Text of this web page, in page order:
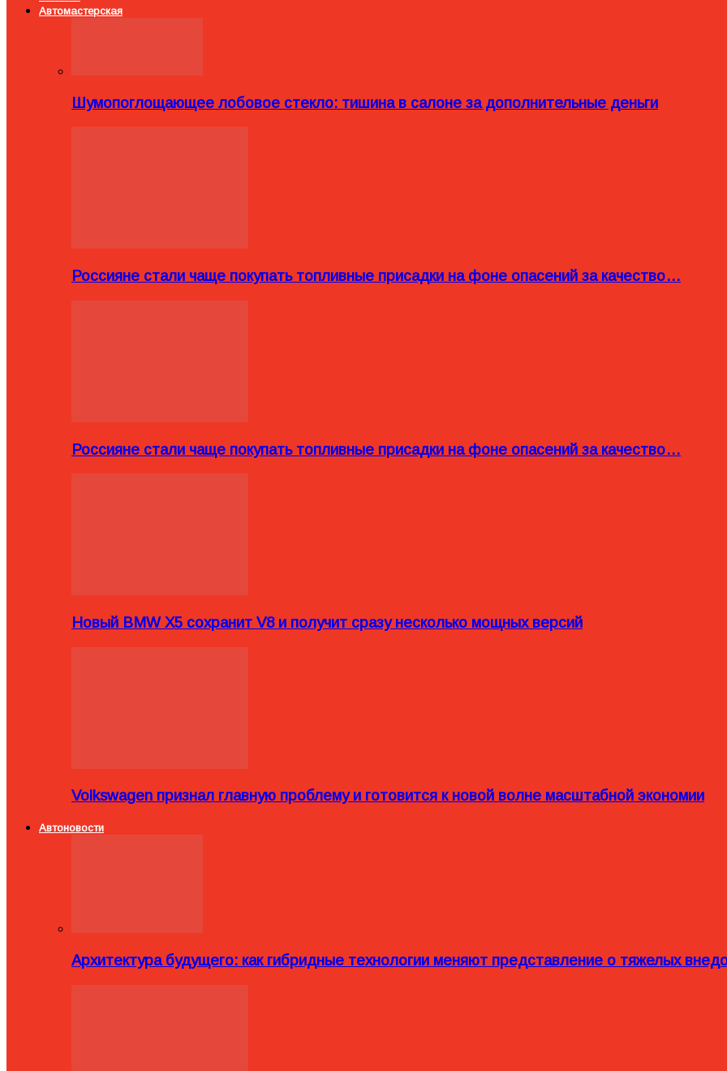
Автомастерская
Шумопоглощающее лобовое стекло: тишина в салоне за дополнительные деньги
Россияне стали чаще покупать топливные присадки на фоне опасений за качество…
Россияне стали чаще покупать топливные присадки на фоне опасений за качество…
Новый BMW X5 сохранит V8 и получит сразу несколько мощных версий
Volkswagen признал главную проблему и готовится к новой волне масштабной экономии
Автоновости
Архитектура будущего: как гибридные технологии меняют представление о тяжелых